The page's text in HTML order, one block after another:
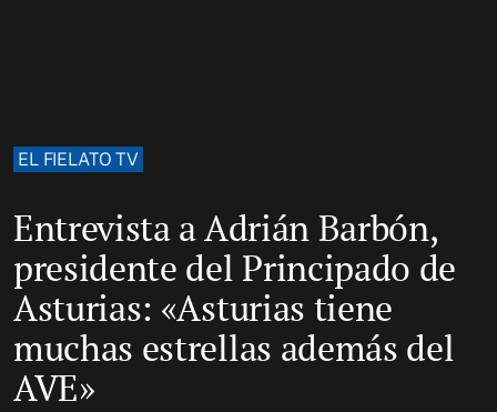
EL FIELATO TV
Entrevista a Adrián Barbón,
presidente del Principado de
Asturias: «Asturias tiene
muchas estrellas además del
AVE»